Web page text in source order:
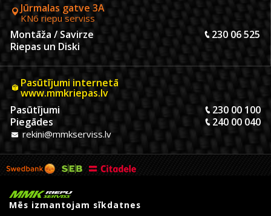
Jūrmalas gatve 3A
KN6 riepu serviss
Montāža / Savirze
230 06 525
Riepas un Diski
Pasūtījumi internetā
www.mmkriepas.lv
Pasūtījumi
230 00 100
Piegādes
240 00 040
rekini@mmkserviss.lv
Mēs izmantojam sīkdatnes